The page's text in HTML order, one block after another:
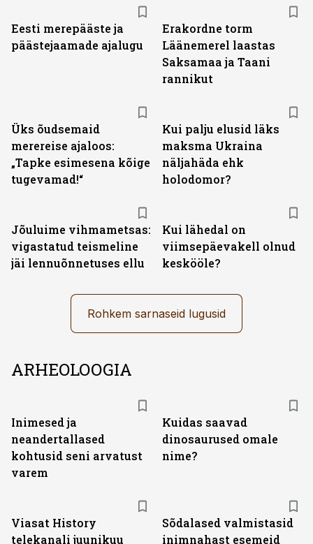
Eesti merepääste ja
päästejaamade ajalugu
Erakordne torm
Läänemerel laastas
Saksamaa ja Taani
rannikut
Üks õudsemaid
merereise ajaloos:
„Tapke esimesena kõige
tugevamad!“
Kui palju elusid läks
maksma Ukraina
näljahäda ehk
holodomor?
Jõuluime vihmametsas:
vigastatud teismeline
jäi lennuõnnetuses ellu
Kui lähedal on
viimsepäevakell olnud
keskööle?
Rohkem sarnaseid lugusid
ARHEOLOOGIA
Inimesed ja
neandertallased
kohtusid seni arvatust
varem
Kuidas saavad
dinosaurused omale
nime?
Viasat History
telekanali juunikuu
Sõdalased valmistasid
inimnahast esemeid